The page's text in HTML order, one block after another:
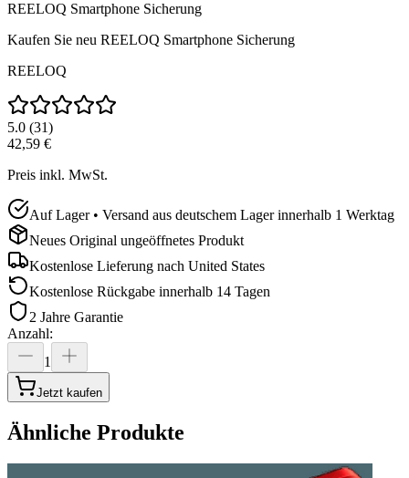
REELOQ Smartphone Sicherung
Kaufen Sie neu REELOQ Smartphone Sicherung
REELOQ
5.0 (31)
42,59 €
Preis inkl. MwSt.
Auf Lager • Versand aus deutschem Lager innerhalb 1 Werktag
Neues Original ungeöffnetes Produkt
Kostenlose Lieferung nach United States
Kostenlose Rückgabe innerhalb 14 Tagen
2 Jahre Garantie
Anzahl:
1
Jetzt kaufen
Ähnliche Produkte